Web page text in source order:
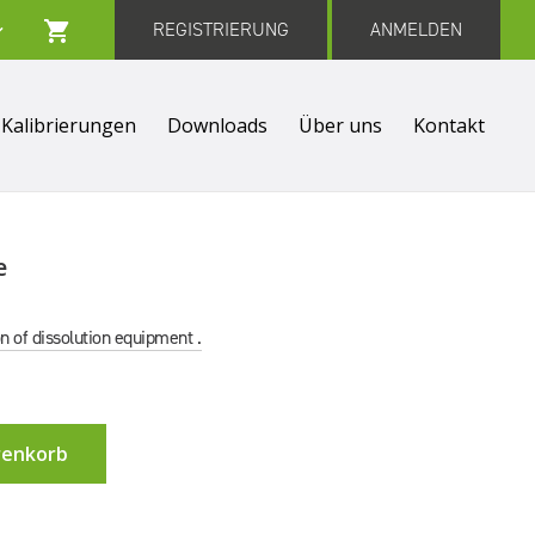
REGISTRIERUNG ANMELDEN
Kalibrierungen Downloads Über uns Kontakt
of dissolution equipment .